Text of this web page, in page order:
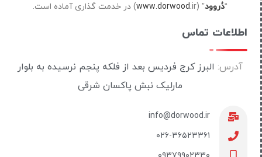
“دُروود” (
www.dorwood.ir) در خدمت گذاری آماده است.
اطلاعات تماس
آدرس: البرز کرج فردیس بعد از فلکه پنجم نرسیده به بلوار
مارلیک نبش پاکسان شرقی
info@dorwood.ir
۰۲۶-۳۶۵۲۳۳۶۱